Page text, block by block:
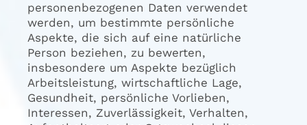
personenbezogenen Daten verwendet
werden, um bestimmte persönliche
Aspekte, die sich auf eine natürliche
Person beziehen, zu bewerten,
insbesondere um Aspekte bezüglich
Arbeitsleistung, wirtschaftliche Lage,
Gesundheit, persönliche Vorlieben,
Interessen, Zuverlässigkeit, Verhalten,